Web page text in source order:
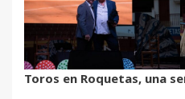
Toros en Roquetas, una